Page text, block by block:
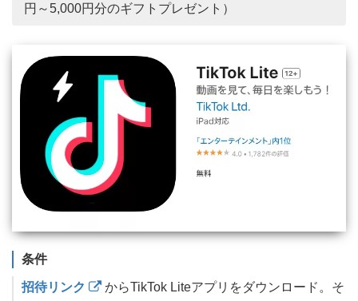
円～5,000円分のギフトプレゼント）
条件
招待リンク
からTikTok Liteアプリをダウンロード。そ